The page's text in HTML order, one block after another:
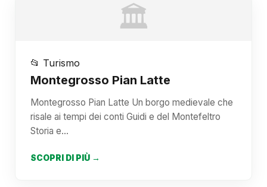
🏛️
📂 Turismo
Montegrosso Pian Latte
Montegrosso Pian Latte Un borgo medievale che
risale ai tempi dei conti Guidi e del Montefeltro
Storia e…
SCOPRI DI PIÙ →